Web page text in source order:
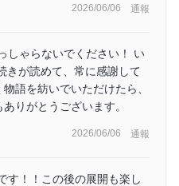
2026/06/06 通報
しゃらないでください！ い
きが読めて、常に感謝して
語を紡いでいただけたら、
りがとうございます。
2026/06/06 通報
す！！この後の展開も楽し